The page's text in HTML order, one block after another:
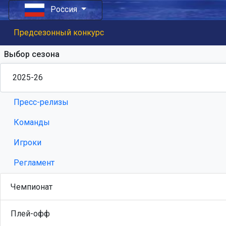
Россия
Предсезонный конкурс
Выбор сезона
Пресс-релизы
Команды
Игроки
Регламент
Чемпионат
Плей-офф